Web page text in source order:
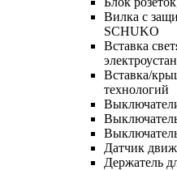
Вилка с
SCHUKO
Вставка
Вставка/
технологий
Датчик
Держатель